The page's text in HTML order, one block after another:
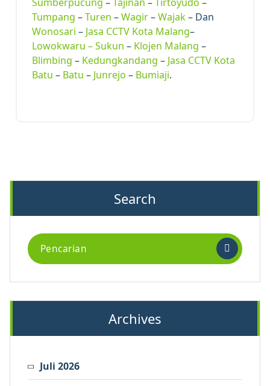
Tumpang –Turen –Wagir–Wajak– Dan
Wonosari – Jasa CCTV Kota Malang–
Lowokwaru –Sukun – Klojen Malang –
Blimbing – Kedungkandang – Jasa CCTV Kota
Batu – Batu – Junrejo – Bumiaji.
Search
Archives
Juli 2026